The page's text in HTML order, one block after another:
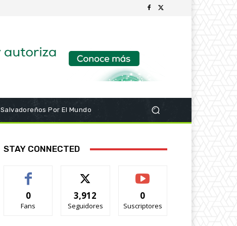
Salvadoreños Por El Mundo
STAY CONNECTED
0
Fans
3,912
Seguidores
0
Suscriptores